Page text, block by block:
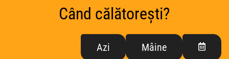
Când călătorești?
Azi Mâine